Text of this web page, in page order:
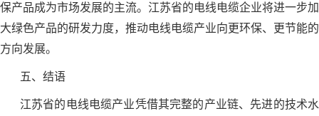
保产品成为市场发展的主流。江苏省的电线电缆企业将进一步加
大绿色产品的研发力度，推动电线电缆产业向更环保、更节能的
方向发展。
五、结语
江苏省的电线电缆产业凭借其完整的产业链、先进的技术水